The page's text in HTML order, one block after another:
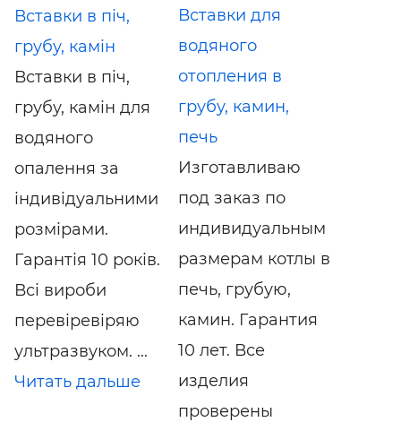
Вставки в піч,
грубу, камін
Вставки в піч,
грубу, камін для
водяного
опалення за
індивідуальними
розмірами.
Гарантія 10 років.
Всі вироби
перевіревіряю
ультразвуком. ...
Читать дальше
Вставки для
водяного
отопления в
грубу, камин,
печь
Изготавливаю
под заказ по
индивидуальным
размерам котлы в
печь, грубую,
камин. Гарантия
10 лет. Все
изделия
проверены